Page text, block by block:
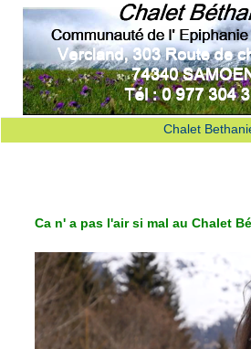
Chalet
Ca n' a pas l'air si mal au Chalet